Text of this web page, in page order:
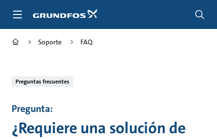
Soporte FAQ
Preguntas frecuentes
Pregunta:
¿Requiere una solución de